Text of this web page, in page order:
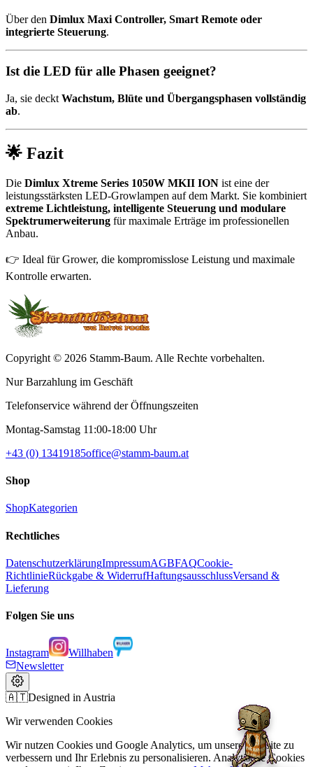
Über den Dimlux Maxi Controller, Smart Remote oder
integrierte Steuerung.
Ist die LED für alle Phasen geeignet?
Ja, sie deckt Wachstum, Blüte und Übergangsphasen vollständig
ab.
🌟 Fazit
Die Dimlux Xtreme Series 1050W MKII ION ist eine der
leistungsstärksten LED-Growlampen auf dem Markt. Sie kombiniert
extreme Lichtleistung, intelligente Steuerung und modulare
Spektrumerweiterung für maximale Erträge im professionellen
Anbau.
👉 Ideal für Grower, die kompromisslose Leistung und maximale
Kontrolle erwarten.
Copyright © 2026 Stamm-Baum. Alle Rechte vorbehalten.
Nur Barzahlung im Geschäft
Telefonservice während der Öffnungszeiten
Montag-Samstag 11:00-18:00 Uhr
+43 (0) 13419185office@stamm-baum.at
Shop
ShopKategorien
Rechtliches
DatenschutzerklärungImpressumAGBFAQCookie-
RichtlinieRückgabe & WiderrufHaftungsausschlussVersand &
Lieferung
Folgen Sie uns
Instagram
Willhaben
Newsletter
🇦🇹Designed in Austria
Wir verwenden Cookies
Wir nutzen Cookies und Google Analytics, um unsere Website zu
verbessern und Ihr Erlebnis zu personalisieren. Analytische Cookies